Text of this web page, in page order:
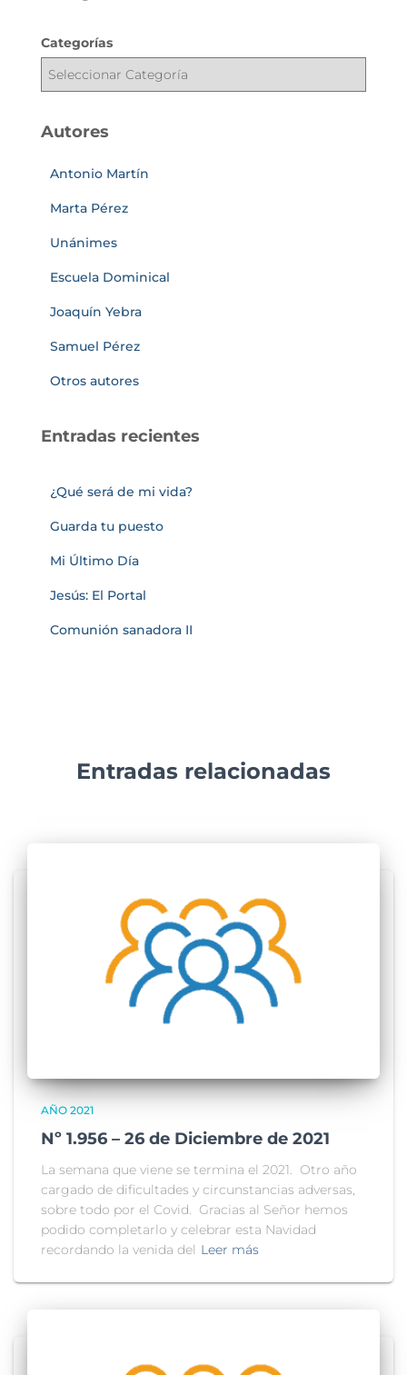
Categorías
Autores
Antonio Martín
Marta Pérez
Unánimes
Escuela Dominical
Joaquín Yebra
Samuel Pérez
Otros autores
Entradas recientes
¿Qué será de mi vida?
Guarda tu puesto
Mi Último Día
Jesús: El Portal
Comunión sanadora II
Entradas relacionadas
AÑO 2021
Nº 1.956 – 26 de Diciembre de 2021
La semana que viene se termina el 2021. Otro año
cargado de dificultades y circunstancias adversas,
sobre todo por el Covid. Gracias al Señor hemos
podido completarlo y celebrar esta Navidad
recordando la venida del Leer más